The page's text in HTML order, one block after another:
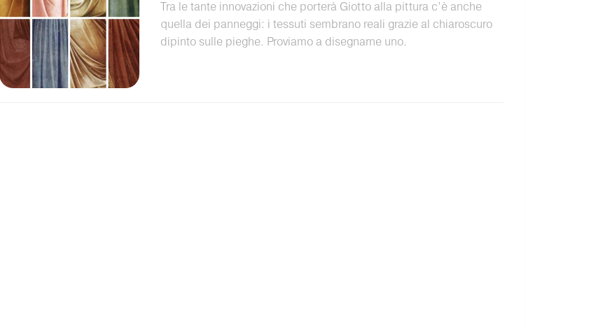
Tra le tante innovazioni che porterà Giotto alla pittura c’è anche
quella dei panneggi: i tessuti sembrano reali grazie al chiaroscuro
dipinto sulle pieghe. Proviamo a disegnarne uno.